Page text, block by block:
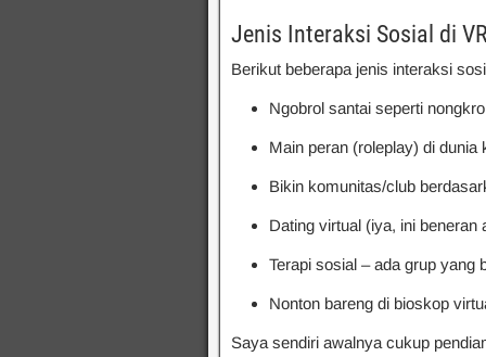
Jenis Interaksi Sosial di
Berikut beberapa jenis interaksi
Ngobrol santai seperti
Main peran (roleplay) di
Bikin komunitas/club
Dating virtual (iya, ini beneran
Terapi sosial – ada grup yang
Nonton bareng di bioskop
Saya sendiri awalnya cukup